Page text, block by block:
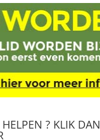
? KLIK DAN